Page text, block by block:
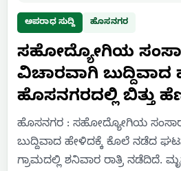
ಅಪರಾಧ ಸುದ್ದಿ ಹೊಸನಗರ
ಸಹೋದ್ಯೋಗಿಯ
ವಿಚಾರವಾಗಿ ಬುದ್ದಿವಾದ
ಹೊಸನಗರದಲ್ಲಿ ಬಿತ್ತು
ಹೊಸನಗರ : ಸಹೋದ್ಯೋಗಿಯ
ಬುದ್ದಿವಾದ ಹೇಳಿದಕ್ಕೆ ಕೊಲೆ ನಡೆದ
ಗ್ರಾಮದಲ್ಲಿ ಶನಿವಾರ ರಾತ್ರಿ ನಡೆದಿದೆ.